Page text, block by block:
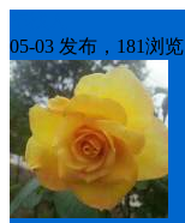
05-03 发布，181浏览